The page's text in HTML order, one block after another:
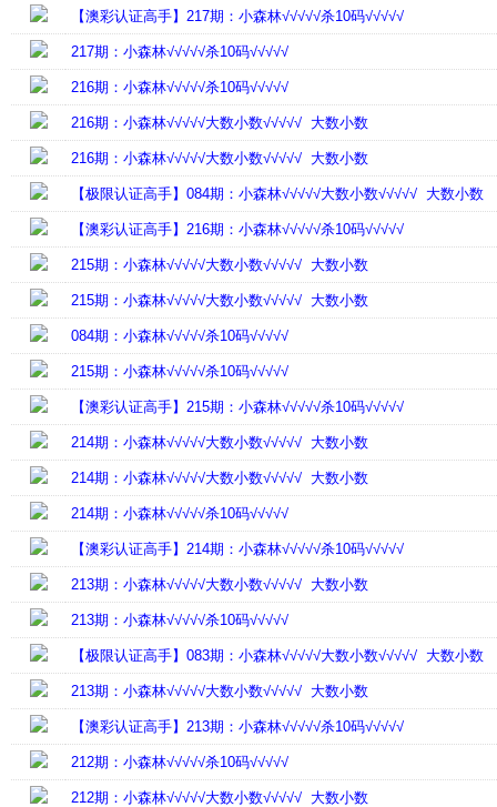
【澳彩认证高手】217期：小森林√√√√√杀10码√√√√√
217期：小森林√√√√√杀10码√√√√√
216期：小森林√√√√√杀10码√√√√√
216期：小森林√√√√√大数小数√√√√√ 大数小数
216期：小森林√√√√√大数小数√√√√√ 大数小数
【极限认证高手】084期：小森林√√√√√大数小数√√√√√ 大数小数
【澳彩认证高手】216期：小森林√√√√√杀10码√√√√√
215期：小森林√√√√√大数小数√√√√√ 大数小数
215期：小森林√√√√√大数小数√√√√√ 大数小数
084期：小森林√√√√√杀10码√√√√√
215期：小森林√√√√√杀10码√√√√√
【澳彩认证高手】215期：小森林√√√√√杀10码√√√√√
214期：小森林√√√√√大数小数√√√√√ 大数小数
214期：小森林√√√√√大数小数√√√√√ 大数小数
214期：小森林√√√√√杀10码√√√√√
【澳彩认证高手】214期：小森林√√√√√杀10码√√√√√
213期：小森林√√√√√大数小数√√√√√ 大数小数
213期：小森林√√√√√杀10码√√√√√
【极限认证高手】083期：小森林√√√√√大数小数√√√√√ 大数小数
213期：小森林√√√√√大数小数√√√√√ 大数小数
【澳彩认证高手】213期：小森林√√√√√杀10码√√√√√
212期：小森林√√√√√杀10码√√√√√
212期：小森林√√√√√大数小数√√√√√ 大数小数